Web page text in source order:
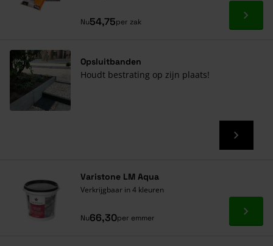
Nu54,75per zak Ga
Opsluitbanden
Houdt bestrating op zijn plaats!
Varistone LM Aqua
Verkrijgbaar in 4 kleuren
Nu66,30per emmer Ga